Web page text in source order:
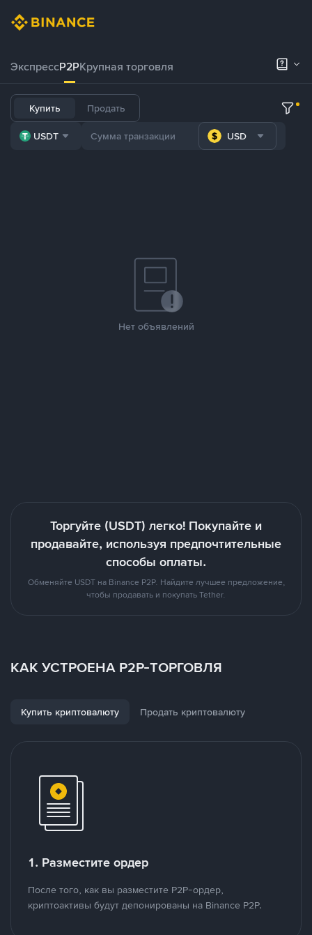
ЭкспрессP2PКрупная торговля
Купить Продать
USDT USD
Нет объявлений
Торгуйте (USDT) легко! Покупайте и
продавайте, используя предпочтительные
способы оплаты.
Обменяйте USDT на Binance P2P. Найдите лучшее предложение,
чтобы продавать и покупать Tether.
КАК УСТРОЕНА P2P-ТОРГОВЛЯ
Купить криптовалюту Продать криптовалюту
1. Разместите ордер
После того, как вы разместите P2P-ордер,
криптоактивы будут депонированы на Binance P2P.